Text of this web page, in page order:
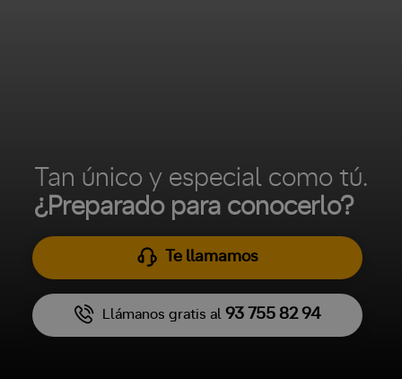
Tan único y especial como tú.
¿Preparado para conocerlo?
Te llamamos
Llámanos gratis al 93 755 82 94